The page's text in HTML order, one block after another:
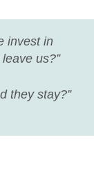
invest in
us?”
they stay?”